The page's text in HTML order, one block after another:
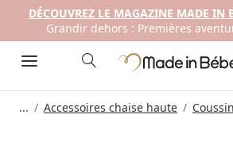
DÉCOUVREZ LE MAGAZINE MADE IN
Grandir dehors : Premières
... Accessoires chaise haute